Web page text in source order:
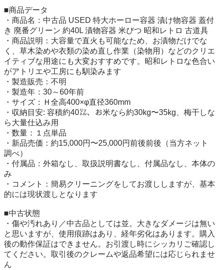
■商品データ
・商品名：中古品 USED 特大ホーロー容器 漬け物容器 蓋付
き 廃番グリーン 約40L 漬物容器 米びつ 昭和レトロ 古道具
・商品説明：大容量で直火も可能なため、お漬物だけでな
く、草木染めや衣類の染め直し作業（染物用）などのクリエ
イティブな用途にも大変おすすめです。昭和レトロな色合い
がアトリエや工房にも馴染みます
・製造販売：不明
・製造年：30～60年前
・サイズ：Ｈ全高400×φ直径360mm
・収納目安: 容積約40㍑、お米なら約30kg〜35kg、梅干しな
ら大量仕込み用
・数量：１点単品
・新品売価：約15,000円〜25,000円前後前後（当方ネット
調べ）
・付属品：外箱なし、取扱説明書なし、付属品なし、本体の
み
・コメント：簡易クリーニングをしてお渡ししますが、基本
的には現状渡しとなります
■中古状態
・傷や汚れあり／中古品としては並。大きなダメージは無い
と思いますが、使用痕跡はあり、経年劣化はあります。購入
後の動作保証はできません。お引渡し時にシッカリご確認し
てください。取引後のクレームや返品希望には応じられませ
ん